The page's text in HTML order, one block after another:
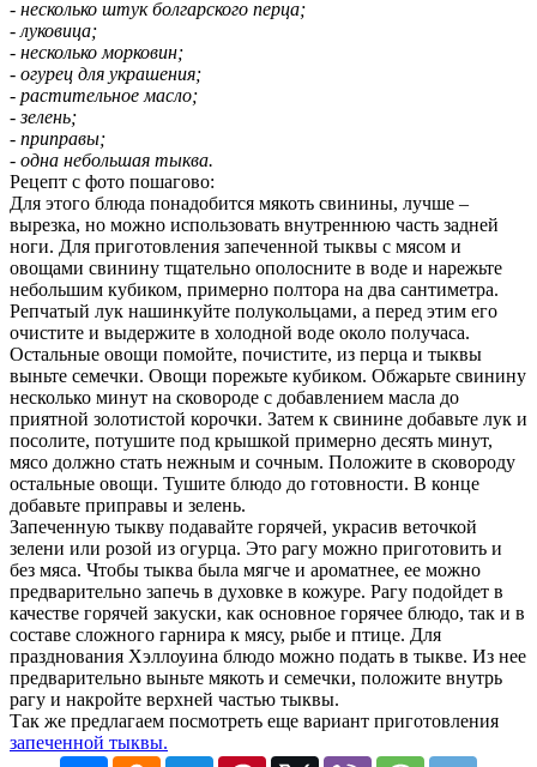
- несколько штук болгарского перца;
- луковица;
- несколько морковин;
- огурец для украшения;
- растительное масло;
- зелень;
- приправы;
- одна небольшая тыква.
Рецепт с фото пошагово:
Для этого блюда понадобится мякоть свинины, лучше –
вырезка, но можно использовать внутреннюю часть задней
ноги. Для приготовления запеченной тыквы с мясом и
овощами свинину тщательно ополосните в воде и нарежьте
небольшим кубиком, примерно полтора на два сантиметра.
Репчатый лук нашинкуйте полукольцами, а перед этим его
очистите и выдержите в холодной воде около получаса.
Остальные овощи помойте, почистите, из перца и тыквы
выньте семечки. Овощи порежьте кубиком. Обжарьте свинину
несколько минут на сковороде с добавлением масла до
приятной золотистой корочки. Затем к свинине добавьте лук и
посолите, потушите под крышкой примерно десять минут,
мясо должно стать нежным и сочным. Положите в сковороду
остальные овощи. Тушите блюдо до готовности. В конце
добавьте приправы и зелень.
Запеченную тыкву подавайте горячей, украсив веточкой
зелени или розой из огурца. Это рагу можно приготовить и
без мяса. Чтобы тыква была мягче и ароматнее, ее можно
предварительно запечь в духовке в кожуре. Рагу подойдет в
качестве горячей закуски, как основное горячее блюдо, так и в
составе сложного гарнира к мясу, рыбе и птице. Для
празднования Хэллоуина блюдо можно подать в тыкве. Из нее
предварительно выньте мякоть и семечки, положите внутрь
рагу и накройте верхней частью тыквы.
Так же предлагаем посмотреть еще вариант приготовления
запеченной тыквы.